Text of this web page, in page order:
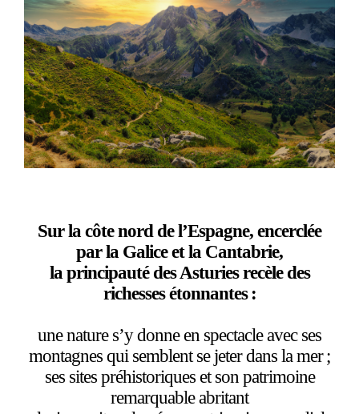
Sur la côte nord de l’Espagne, encerclée
par la Galice et la Cantabrie,
la principauté des Asturies recèle des
richesses étonnantes :
une nature s’y donne en spectacle avec ses
montagnes qui semblent se jeter dans la mer ;
ses sites préhistoriques et son patrimoine
remarquable abritant